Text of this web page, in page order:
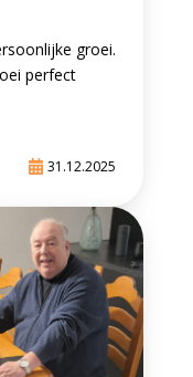
groei.
perfect
31.12.2025